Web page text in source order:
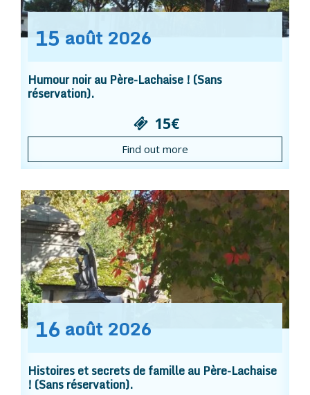
15 août 2026
Humour noir au Père-Lachaise ! (Sans
réservation).
15€
Find out more
16 août 2026
Histoires et secrets de famille au Père-Lachaise
! (Sans réservation).